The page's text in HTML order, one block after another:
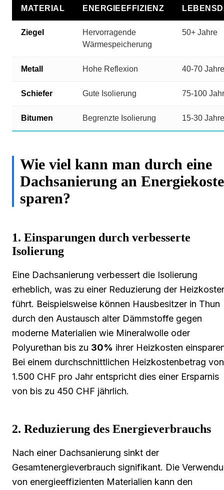
MATERIAL ENERGIEEFFIZIENZ
Ziegel
Hervorragende
Wärmespeicherung
50+ Jahre
Metall Hohe Reflexion 40-70 Jahre
Schiefer Gute Isolierung 75-100
Bitumen Begrenzte Isolierung 15-30 Jahre
Wie viel kann man durch eine
Dachsanierung an
sparen?
1. Einsparungen durch verbesserte
Isolierung
Eine Dachsanierung verbessert die Isolierung
erheblich, was zu einer Reduzierung der
führt. Beispielsweise können Hausbesitzer in Thun
durch den Austausch alter Dämmstoffe gegen
moderne Materialien wie Mineralwolle oder
Polyurethan bis zu 30% ihrer Heizkosten
Bei einem durchschnittlichen Heizkostenbetrag von
1.500 CHF pro Jahr entspricht dies einer Ersparnis
von bis zu 450 CHF jährlich.
2. Reduzierung des Energieverbrauchs
Nach einer Dachsanierung sinkt der
Gesamtenergieverbrauch signifikant. Die
von energieeffizienten Materialien kann den